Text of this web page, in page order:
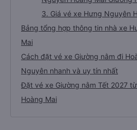
3. Giá vé xe Hưng Nguyên
Bảng tổng hợp thông tin nhà xe
Mai
Cách đặt vé xe Giường nằm đi
Nguyên nhanh và uy tín nhất
Đặt vé xe Giường nằm Tết 2027
Hoàng Mai